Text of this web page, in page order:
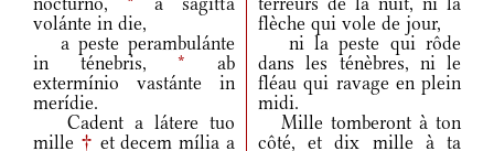
volánte in die,
flèche qui vole de jour,
a peste perambulánte
in ténebris,* ab
extermínio vastánte in
merídie.
ni la peste qui rôde
dans les ténèbres, ni le
fléau qui ravage en plein
midi.
Cadent a látere tuo
mille † et decem mília a
Mille tomberont à ton
côté, et dix mille à ta